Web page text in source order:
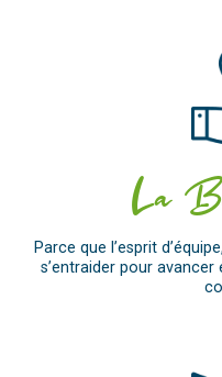
La
Parce que l’esprit
s’entraider pour